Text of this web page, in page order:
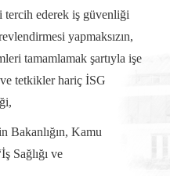
tercih ederek iş güvenliği
yapmaksızın,
tamamlamak şartıyla işe
tetkikler hariç İSG
Bakanlığın, Kamu
Sağlığı ve